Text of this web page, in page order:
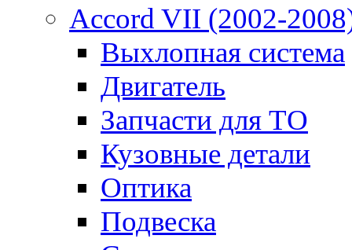
Accord VII (2002-
Выхлопная система
Двигатель
Запчасти для ТО
Кузовные детали
Оптика
Подвеска